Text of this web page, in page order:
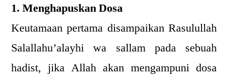
1. Menghapuskan Dosa
Keutamaan pertama disampaikan Rasulullah
Salallahu’alayhi wa sallam pada sebuah
hadist, jika Allah akan mengampuni dosa